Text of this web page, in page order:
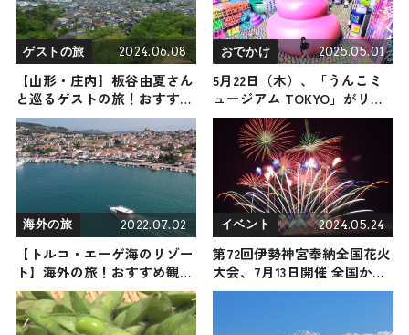
ゲストの旅 2024.06.08
【山形・庄内】板谷由夏さん
と巡るゲストの旅！おすすめ
の観光・グルメをご紹介
2024年6月8日放送
おでかけ 2025.05.01
5月22日（木）、「うんこミ
ュージアム TOKYO」がリニ
ューアルオープン！ 「うん
こ動物ダービー」など楽しい
コンテンツが新登場
海外の旅 2022.07.02
【トルコ・エーゲ海のリゾー
ト】海外の旅！おすすめ観光
スポットやグルメをリポート
イベント 2024.05.24
第72回伊勢神宮奉納全国花火
大会、7月13日開催 全国から
花火師集結で7,000発打ち上